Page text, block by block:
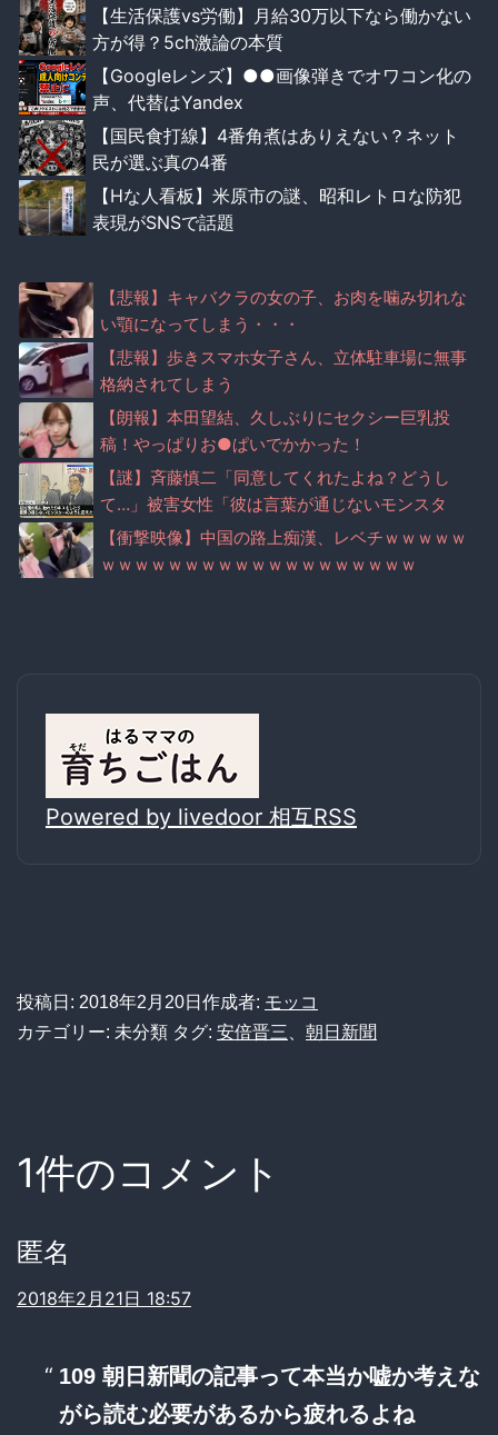
【生活保護vs労働】月給30万以下なら働かない
方が得？5ch激論の本質
【Googleレンズ】●●画像弾きでオワコン化の
声、代替はYandex
【国民食打線】4番角煮はありえない？ネット
民が選ぶ真の4番
【Hな人看板】米原市の謎、昭和レトロな防犯
表現がSNSで話題
【悲報】キャバクラの女の子、お肉を噛み切れな
い顎になってしまう・・・
【悲報】歩きスマホ女子さん、立体駐車場に無事
格納されてしまう
【朗報】本田望結、久しぶりにセクシー巨乳投
稿！やっぱりお●ぱいでかかった！
【謎】斉藤慎二「同意してくれたよね？どうし
て…」被害女性「彼は言葉が通じないモンスタ
ー」
【衝撃映像】中国の路上痴漢、レベチｗｗｗｗｗ
ｗｗｗｗｗｗｗｗｗｗｗｗｗｗｗｗｗｗｗ
Powered by livedoor 相互RSS
投稿日: 2018年2月20日 作成者: モッコ
カテゴリー: 未分類 タグ: 安倍晋三 朝日新聞
1件のコメント
匿名
2018年2月21日 18:57
109 朝日新聞の記事って本当か嘘か考えな
がら読む必要があるから疲れるよね